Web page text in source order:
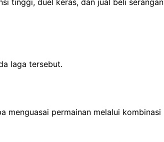
laga tersebut.
menguasai permainan melalui kombinasi